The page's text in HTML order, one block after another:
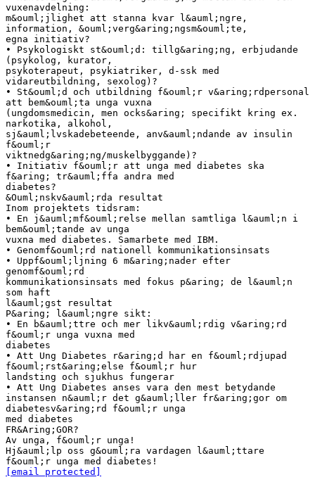
vuxenavdelning:
m&ouml;jlighet att stanna kvar l&auml;ngre,
information, &ouml;verg&aring;ngsm&ouml;te,
egna initiativ?
• Psykologiskt st&ouml;d: tillg&aring;ng, erbjudande
(psykolog, kurator,
psykoterapeut, psykiatriker, d-ssk med
vidareutbildning, sexolog)?
• St&ouml;d och utbildning f&ouml;r v&aring;rdpersonal
att bem&ouml;ta unga vuxna
(ungdomsmedicin, men ocks&aring; specifikt kring ex.
narkotika, alkohol,
sj&auml;lvskadebeteende, anv&auml;ndande av insulin
f&ouml;r
viktnedg&aring;ng/muskelbyggande)?
• Initiativ f&ouml;r att unga med diabetes ska
f&aring; tr&auml;ffa andra med
diabetes?
&Ouml;nskv&auml;rda resultat
Inom projektets tidsram:
• En j&auml;mf&ouml;relse mellan samtliga l&auml;n i
bem&ouml;tande av unga
vuxna med diabetes. Samarbete med IBM.
• Genomf&ouml;rd nationell kommunikationsinsats
• Uppf&ouml;ljning 6 m&aring;nader efter
genomf&ouml;rd
kommunikationsinsats med fokus p&aring; de l&auml;n
som haft
l&auml;gst resultat
P&aring; l&auml;ngre sikt:
• En b&auml;ttre och mer likv&auml;rdig v&aring;rd
f&ouml;r unga vuxna med
diabetes
• Att Ung Diabetes r&aring;d har en f&ouml;rdjupad
f&ouml;rst&aring;else f&ouml;r hur
landsting och sjukhus fungerar
• Att Ung Diabetes anses vara den mest betydande
instansen n&auml;r det g&auml;ller fr&aring;gor om
diabetesv&aring;rd f&ouml;r unga
med diabetes
FR&Aring;GOR?
Av unga, f&ouml;r unga!
Hj&auml;lp oss g&ouml;ra vardagen l&auml;ttare
[email protected]